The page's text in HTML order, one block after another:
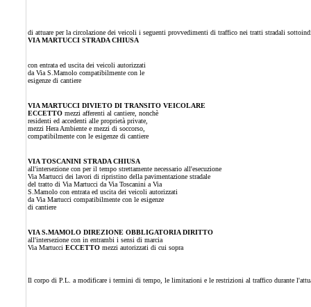
di attuare per la circolazione dei veicoli i seguenti provvedimenti di traffico nei tratti stradali
VIA MARTUCCI STRADA CHIUSA
con entrata ed uscita dei veicoli autorizzati
da Via S.Mamolo compatibilmente con le
esigenze di cantiere
VIA MARTUCCI DIVIETO DI TRANSITO VEICOLARE
ECCETTO mezzi afferenti al cantiere, nonchè
residenti ed accedenti alle proprietà private,
mezzi Hera Ambiente e mezzi di soccorso,
compatibilmente con le esigenze di cantiere
VIA TOSCANINI STRADA CHIUSA
all'intersezione con per il tempo strettamente necessario all'esecuzione
Via Martucci dei lavori di ripristino della pavimentazione stradale
del tratto di Via Martucci da Via Toscanini a Via
S.Mamolo con entrata ed uscita dei veicoli autorizzati
da Via Martucci compatibilmente con le esigenze
di cantiere
VIA S.MAMOLO DIREZIONE OBBLIGATORIA DIRITTO
all'intersezione con in entrambi i sensi di marcia
Via Martucci ECCETTO mezzi autorizzati di cui sopra
Il corpo di P.L. a modificare i termini di tempo, le limitazioni e le restrizioni al traffico durante